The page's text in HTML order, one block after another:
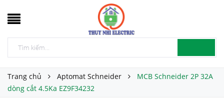
Trang chủ Aptomat Schneider
MCB Schneider 2P 32A
dòng cắt 4.5Ka EZ9F34232